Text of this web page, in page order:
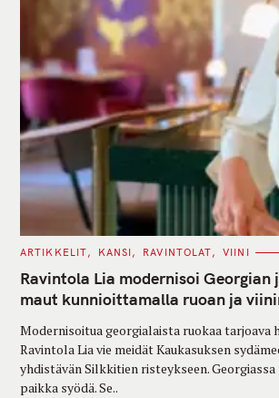
C
T
E
G
O
I
E
S
ARTIKKELIT KANSI RAVINTOLAT VIINI
Ravintola Lia modernisoi
maut kunnioittamalla ruoan ja
Modernisoitua georgialaista ruokaa tarjoava
Ravintola Lia vie meidät Kaukasuksen
yhdistävän Silkkitien risteykseen. Georgiassa
paikka syödä. Se..